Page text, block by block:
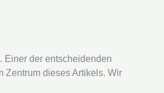
Einer der entscheidenden
Zentrum dieses Artikels. Wir